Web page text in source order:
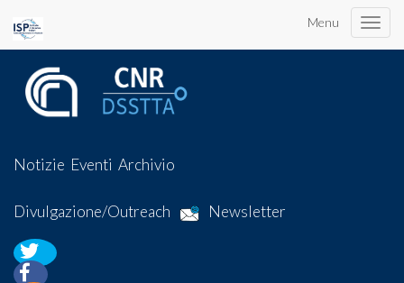
Menu
Toggle
Notizie Eventi Archivio
Divulgazione/Outreach Newsletter